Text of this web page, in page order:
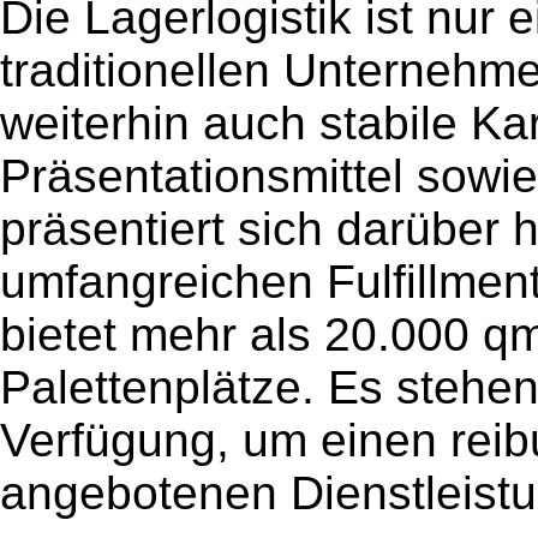
Die Lagerlogistik ist nur
traditionellen
weiterhin auch stabile
Präsentationsmittel
präsentiert sich darüber
umfangreichen
bietet mehr als 20.000
Palettenplätze. Es
Verfügung, um einen
angebotenen